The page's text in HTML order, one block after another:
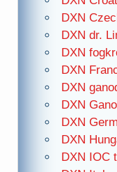
DXN
DXN dr.
DXN
DXN
DXN
DXN
DXN
DXN
DXN IOC